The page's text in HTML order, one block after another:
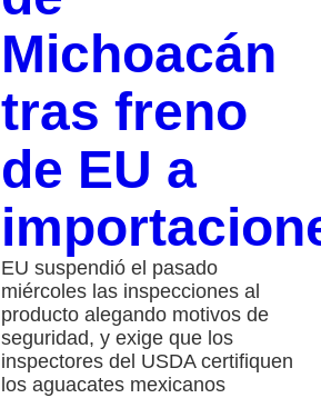
Michoacán
tras freno
de EU a
EU suspendió el pasado
miércoles las inspecciones al
producto alegando motivos de
seguridad, y exige que los
inspectores del USDA certifiquen
los aguacates mexicanos